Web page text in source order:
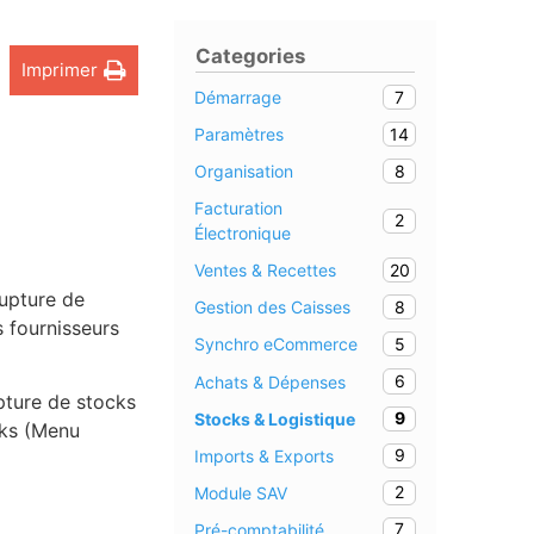
Imprimer
de
fournisseurs
de stocks
(Menu
Categories
Démarrage
7
Paramètres
14
Organisation
8
Facturation
Électronique
2
Ventes & Recettes
20
Gestion des Caisses
8
Synchro eCommerce
5
Achats & Dépenses
6
Stocks & Logistique
9
Imports & Exports
9
Module SAV
2
Pré-comptabilité
7